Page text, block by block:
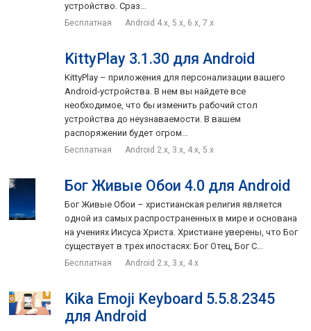
устройство. Сраз...
Бесплатная Android 4.x, 5.x, 6.x, 7.x
KittyPlay 3.1.30 для Android
KittyPlay – приложения для персонализации вашего
Android-устройства. В нем вы найдете все
необходимое, что бы изменить рабочий стол
устройства до неузнаваемости. В вашем
распоряжении будет огром...
Бесплатная Android 2.x, 3.x, 4.x, 5.x
Бог Живые Обои 4.0 для Android
Бог Живые Обои – христианская религия является
одной из самых распространенных в мире и основана
на учениях Иисуса Христа. Христиане уверены, что Бог
существует в трех ипостасях: Бог Отец, Бог С...
Бесплатная Android 2.x, 3.x, 4.x
Kika Emoji Keyboard 5.5.8.2345
для Android